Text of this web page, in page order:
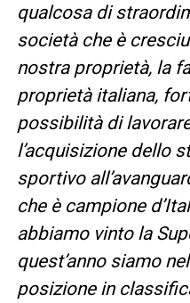
qualcosa di
società che è
nostra proprietà, la
proprietà italiana,
possibilità di
l’acquisizione dello
sportivo
che è campione
abbiamo vinto la
quest’anno siamo
posizione in